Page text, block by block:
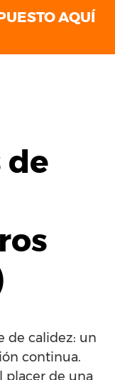
de
de calidez: un
continua.
placer de una
AQUÍ